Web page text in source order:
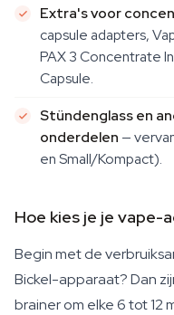
Extra's voor
capsule adapters,
PAX 3 Concentrate
Capsule.
Stündenglass en
onderdelen —
en Small/Kompact).
Hoe kies je je vape-
Begin met de
Bickel-apparaat? Dan
brainer om elke 6 tot